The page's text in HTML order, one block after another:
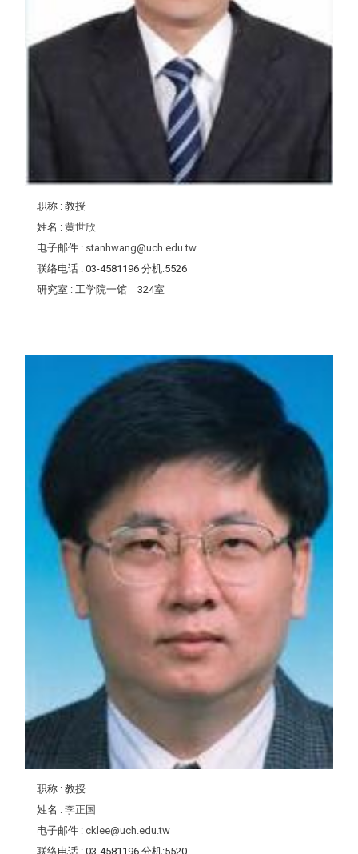
职称 : 教授
姓名 : 黄世欣
电子邮件 : stanhwang@uch.edu.tw
联络电话 : 03-4581196 分机:5526
研究室 : 工学院一馆 324室
职称 : 教授
姓名 : 李正国
电子邮件 : cklee@uch.edu.tw
联络电话 : 03-4581196 分机:5520